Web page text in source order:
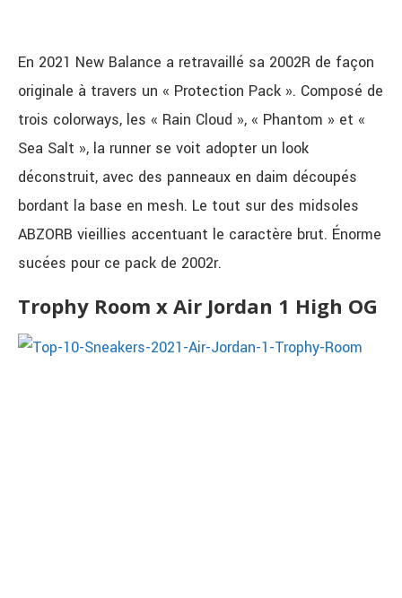
En 2021 New Balance a retravaillé sa 2002R de façon
originale à travers un « Protection Pack ». Composé de
trois colorways, les « Rain Cloud », « Phantom » et «
Sea Salt », la runner se voit adopter un look
déconstruit, avec des panneaux en daim découpés
bordant la base en mesh. Le tout sur des midsoles
ABZORB vieillies accentuant le caractère brut. Énorme
sucées pour ce pack de 2002r.
Trophy Room x Air Jordan 1 High OG